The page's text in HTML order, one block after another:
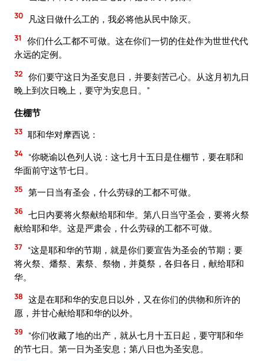
30 凡这日做什么工的，我必将他从民中除灭。
31
你们什么工都不可做。这在你们一切的住处作为世世代代
永远的定例。
32 你们要守这日为圣安息日，并要刻苦己心。从这月初九日
晚上到次日晚上，要守为安息日。”
住棚节
33 耶和华对摩西说：
34 “你晓谕以色列人说：这七月十五日是住棚节，要在耶和
华面前守这节七日。
35 第一日当有圣会，什么劳碌的工都不可做。
36 七日内要将火祭献给耶和华。第八日当守圣会，要将火祭
献给耶和华。这是严肃会，什么劳碌的工都不可做。
37 “这是耶和华的节期，就是你们要宣告为圣会的节期；要
将火祭、燔祭、素祭、祭物，并奠祭，各归各日，献给耶和
华。
38 这是在耶和华的安息日以外，又在你们的供物和所许的
愿，并甘心献给耶和华的以外。
39
“你们收藏了地的出产，就从七月十五日起，要守耶和华
的节七日。第一日为圣安息；第八日也为圣安息。